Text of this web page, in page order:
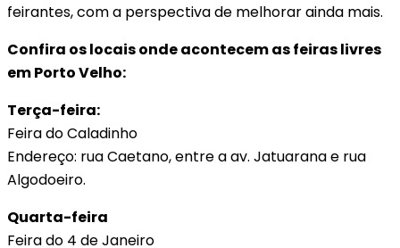
feirantes, com a perspectiva de melhorar ainda mais.
Confira os locais onde acontecem as feiras livres
em Porto Velho:
Terça-feira:
Feira do Caladinho
Endereço: rua Caetano, entre a av. Jatuarana e rua
Algodoeiro.
Quarta-feira
Feira do 4 de Janeiro